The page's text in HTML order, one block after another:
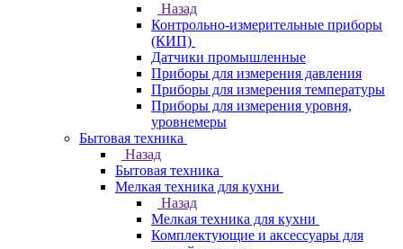
Назад
Контрольно-измерительные приборы
(КИП)
Датчики промышленные
Приборы для измерения давления
Приборы для измерения температуры
Приборы для измерения уровня,
уровнемеры
Бытовая техника
Назад
Бытовая техника
Мелкая техника для кухни
Назад
Мелкая техника для кухни
Комплектующие и аксессуары для